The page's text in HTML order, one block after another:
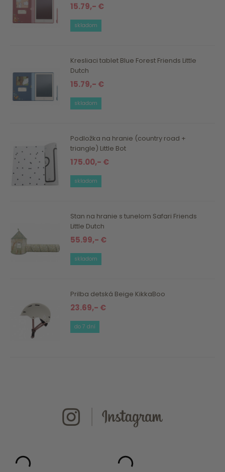
15.79,- €
skladom
Kresliaci tablet Blue Forest Friends Little
Dutch
15.79,- €
skladom
Podložka na hranie (country road +
triangle) Little Bot
175.00,- €
skladom
Stan na hranie s tunelom Safari Friends
Little Dutch
55.99,- €
skladom
Prilba detská Beige KikkaBoo
23.69,- €
do 7 dní